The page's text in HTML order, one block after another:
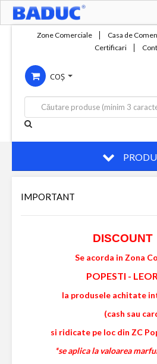
Compania
Servicii
Productie
Contact
Zone Comerciale Casa de
Certificari
COȘ
IMPORTANT
Se acorda in Zona
POPESTI -
la produsele achitate
(cash sau
si ridicate pe loc din ZC
*se aplica la valoarea